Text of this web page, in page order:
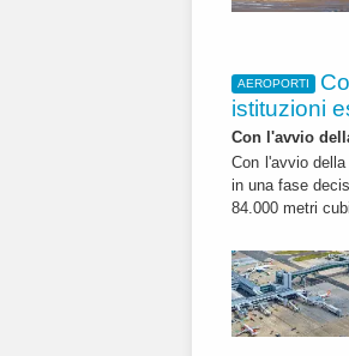
AEROPORTI
istituzioni
Con l'avvio
Con l'avvio
in una fase
84.000 metri